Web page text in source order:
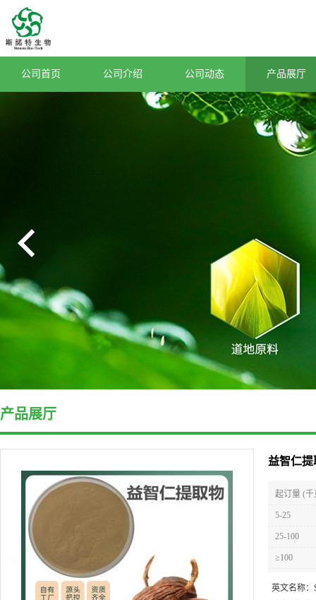
公司首页 公司介绍 公司动态 产品展厅
产品展厅
益智仁
起订量 (千
5-25
25-100
≥100
英文名称：